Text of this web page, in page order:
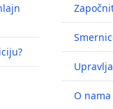
O nama